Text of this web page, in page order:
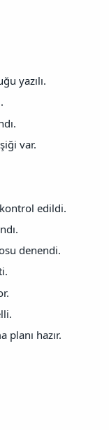
yazılı.
var.
edildi.
denendi.
hazır.